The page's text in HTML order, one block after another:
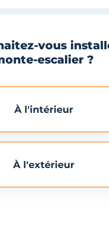
vous
escalier ?
À l'intérieur
À l'extérieur